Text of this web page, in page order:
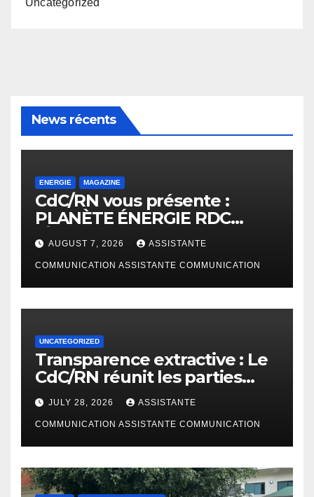
Uncategorized
News récents
ENERGIE MAGAZINE
CdC/RN vous présente :
PLANÈTE ÉNERGIE RDC
(Édition Janvier – Juin 2026)
AUGUST 7, 2026 ASSISTANTE
COMMUNICATION ASSISTANTE COMMUNICATION
UNCATEGORIZED
Transparence extractive : Le
CdC/RN réunit les parties
prenantes à Bunia pour
enrichir le rapport de
cadrage ITIE RDC 2024
JULY 28, 2026 ASSISTANTE
COMMUNICATION ASSISTANTE COMMUNICATION